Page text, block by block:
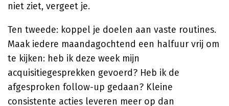
niet ziet, vergeet je.
Ten tweede: koppel je doelen aan vaste routines.
Maak iedere maandagochtend een halfuur vrij om
te kijken: heb ik deze week mijn
acquisitiegesprekken gevoerd? Heb ik de
afgesproken follow-up gedaan? Kleine
consistente acties leveren meer op dan